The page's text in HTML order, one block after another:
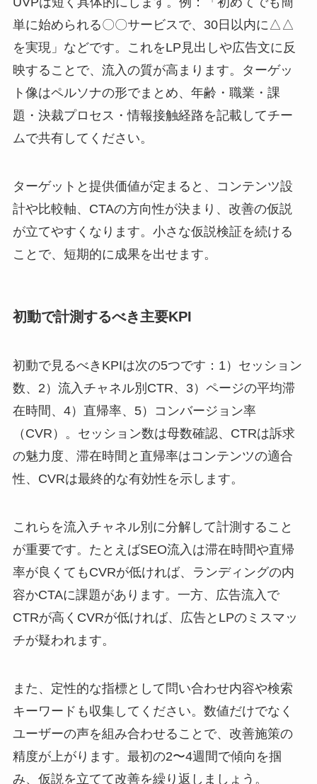
単に始められる〇〇サービスで、30日以内に△△
を実現」などです。これをLP見出しや広告文に反
映することで、流入の質が高まります。ターゲッ
ト像はペルソナの形でまとめ、年齢・職業・課
題・決裁プロセス・情報接触経路を記載してチー
ムで共有してください。
ターゲットと提供価値が定まると、コンテンツ設
計や比較軸、CTAの方向性が決まり、改善の仮説
が立てやすくなります。小さな仮説検証を続ける
ことで、短期的に成果を出せます。
初動で計測するべき主要KPI
初動で見るべきKPIは次の5つです：1）セッション
数、2）流入チャネル別CTR、3）ページの平均滞
在時間、4）直帰率、5）コンバージョン率
（CVR）。セッション数は母数確認、CTRは訴求
の魅力度、滞在時間と直帰率はコンテンツの適合
性、CVRは最終的な有効性を示します。
これらを流入チャネル別に分解して計測すること
が重要です。たとえばSEO流入は滞在時間や直帰
率が良くてもCVRが低ければ、ランディングの内
容かCTAに課題があります。一方、広告流入で
CTRが高くCVRが低ければ、広告とLPのミスマッ
チが疑われます。
また、定性的な指標として問い合わせ内容や検索
キーワードも収集してください。数値だけでなく
ユーザーの声を組み合わせることで、改善施策の
精度が上がります。最初の2〜4週間で傾向を掴
み、仮説を立てて改善を繰り返しましょう。